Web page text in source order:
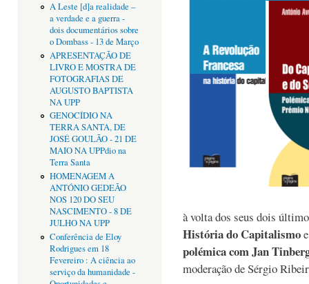
A Leste [d]a realidade –
a verdade e a guerra -
dois documentários sobre
o Dombass - 13 de Março
APRESENTAÇÃO DE
LIVRO E MOSTRA DE
FOTOGRAFIAS DE
AUGUSTO BAPTISTA
NA UPP
GENOCÍDIO NA
TERRA SANTA, DE
JOSÉ GOULÃO - 21 DE
MAIO NA UPPdio na
Terra Santa
HOMENAGEM A
ANTÓNIO GEDEÃO
NOS 120 DO SEU
NASCIMENTO - 8 DE
JULHO NA UPP
Conferência de Eloy
Rodrigues em 18
Fevereiro : A ciência ao
serviço da humanidade -
à volta dos seus dois
História do Capitalismo
polémica com Jan
moderação de Sérgio